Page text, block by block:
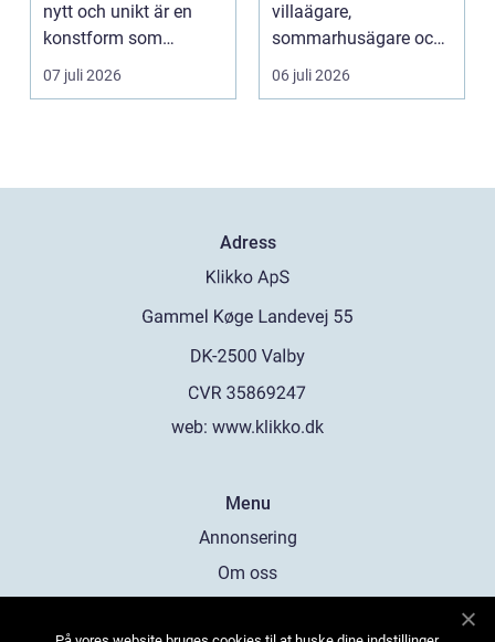
nytt och unikt är en
konstform som
kombinerar
traditionel...
07 juli 2026
villaägare,
sommarhusägare och
bosta...
06 juli 2026
Adress
web: www.klikko.dk
Menu
Annonsering
Om oss